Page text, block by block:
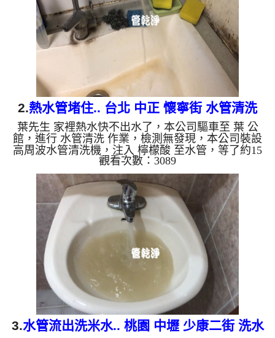
結成黑色管垢，洗出來的水會跟石油一樣黑，有些洗
出綠色的水，是因為裡面有銅的物質，生鏽產生銅
綠，如是藍色的水，是...
2.熱水管堵住.. 台北 中正 懷寧街 水管清洗
葉先生 家裡熱水快不出水了，本公司驅車至 葉 公
館，進行 水管清洗 作業，檢測無發現，本公司裝設
高周波水管清洗機，注入 檸檬酸 至水管，等了約15
分，開啟 水管清洗機 ，啟動 螺旋波 模式，一洗水管
就流出髒水，二個多小時後，熱水出水量恢復了。
如是自來水，如水管老化，會產生鐵鏽跟泥沙堆積，
洗出來的水就會是咖啡色，地下水含有氧化錳，管壁
上會結成黑色管垢，洗出來的水會跟石油一樣黑，有
些洗出綠色的水，是因為裡面有銅的物質，生鏽產生
銅綠，如是藍色的水，是因為水龍頭合金的養化造
成，有些水管洗出像洗...
觀看次數：3089
3.水管流出洗米水.. 桃園 中壢 少康二街 洗水